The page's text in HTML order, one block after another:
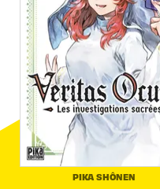
PIKA SHÔNEN